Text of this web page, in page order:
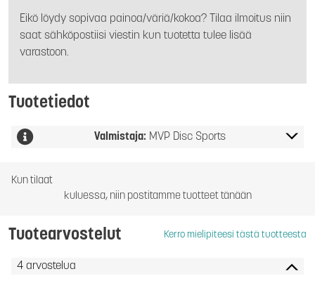
Eikö löydy sopivaa painoa/väriä/kokoa? Tilaa ilmoitus niin
saat sähköpostiisi viestin kun tuotetta tulee lisää
varastoon.
Tuotetiedot
Valmistaja: MVP Disc Sports
Kun tilaat
kuluessa, niin postitamme tuotteet tänään
Tuotearvostelut Kerro mielipiteesi tästä tuotteesta
4 arvostelua